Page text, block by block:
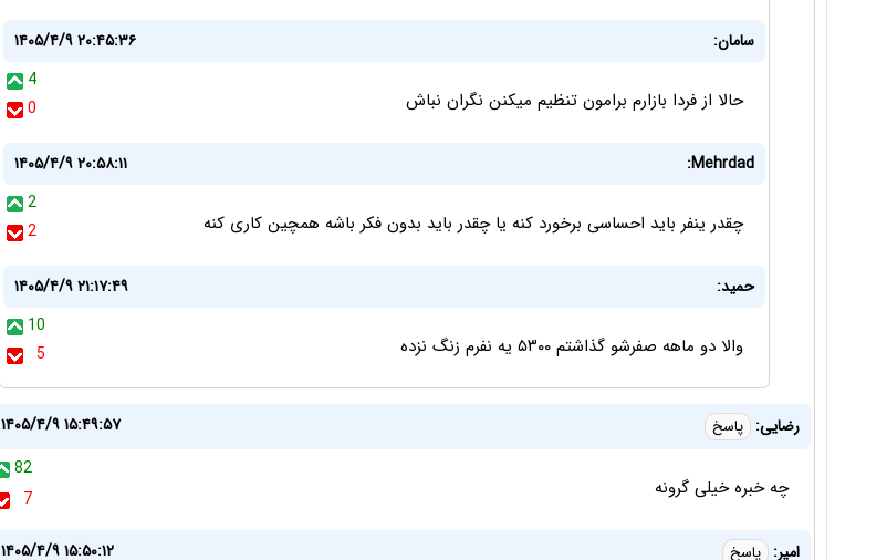
سامان:
۱۴۰۵/۴/۹ ۲۰:۴۵:۳۶
4
0
حالا از فردا بازارم برامون تنظیم میکنن نگران نباش
Mehrdad:
۱۴۰۵/۴/۹ ۲۰:۵۸:۱۱
2
2
چقدر ینفر باید احساسی برخورد کنه یا چقدر باید بدون فکر باشه همچین کاری کنه
حمید:
۱۴۰۵/۴/۹ ۲۱:۱۷:۴۹
10
5
والا دو ماهه صفرشو گذاشتم ۵۳۰۰ یه نفرم زنگ نزده
رضایی: پاسخ
۱۴۰۵/۴/۹ ۱۵:۴۹:۵۷
82
7
چه خبره خیلی گرونه
امیر: پاسخ ۱۴۰۵/۴/۹ ۱۵:۵۰:۱۲